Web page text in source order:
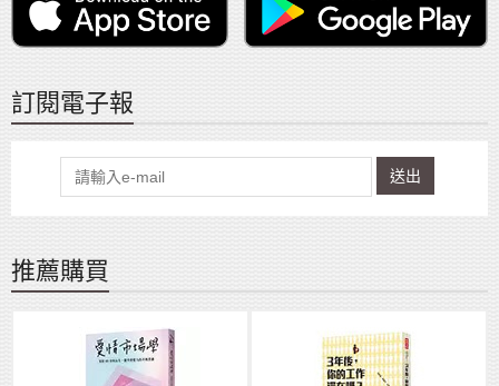
訂閱電子報
送出
推薦購買